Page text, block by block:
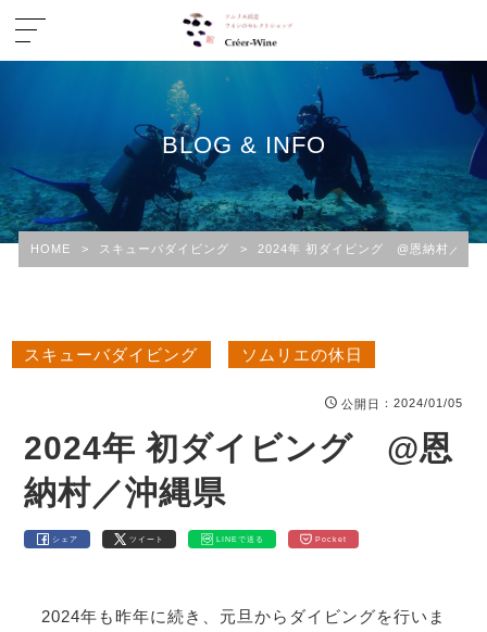
BLOG & INFO
HOME > スキューバダイビング > 2024年 初ダイビング @恩納村／沖
スキューバダイビング ソムリエの休日
公開日 ：2024/01/05
2024年 初ダイビング @恩
納村／沖縄県
シェア ツイート LINEで送る Pocket
2024年も昨年に続き、元旦からダイビングを行いま